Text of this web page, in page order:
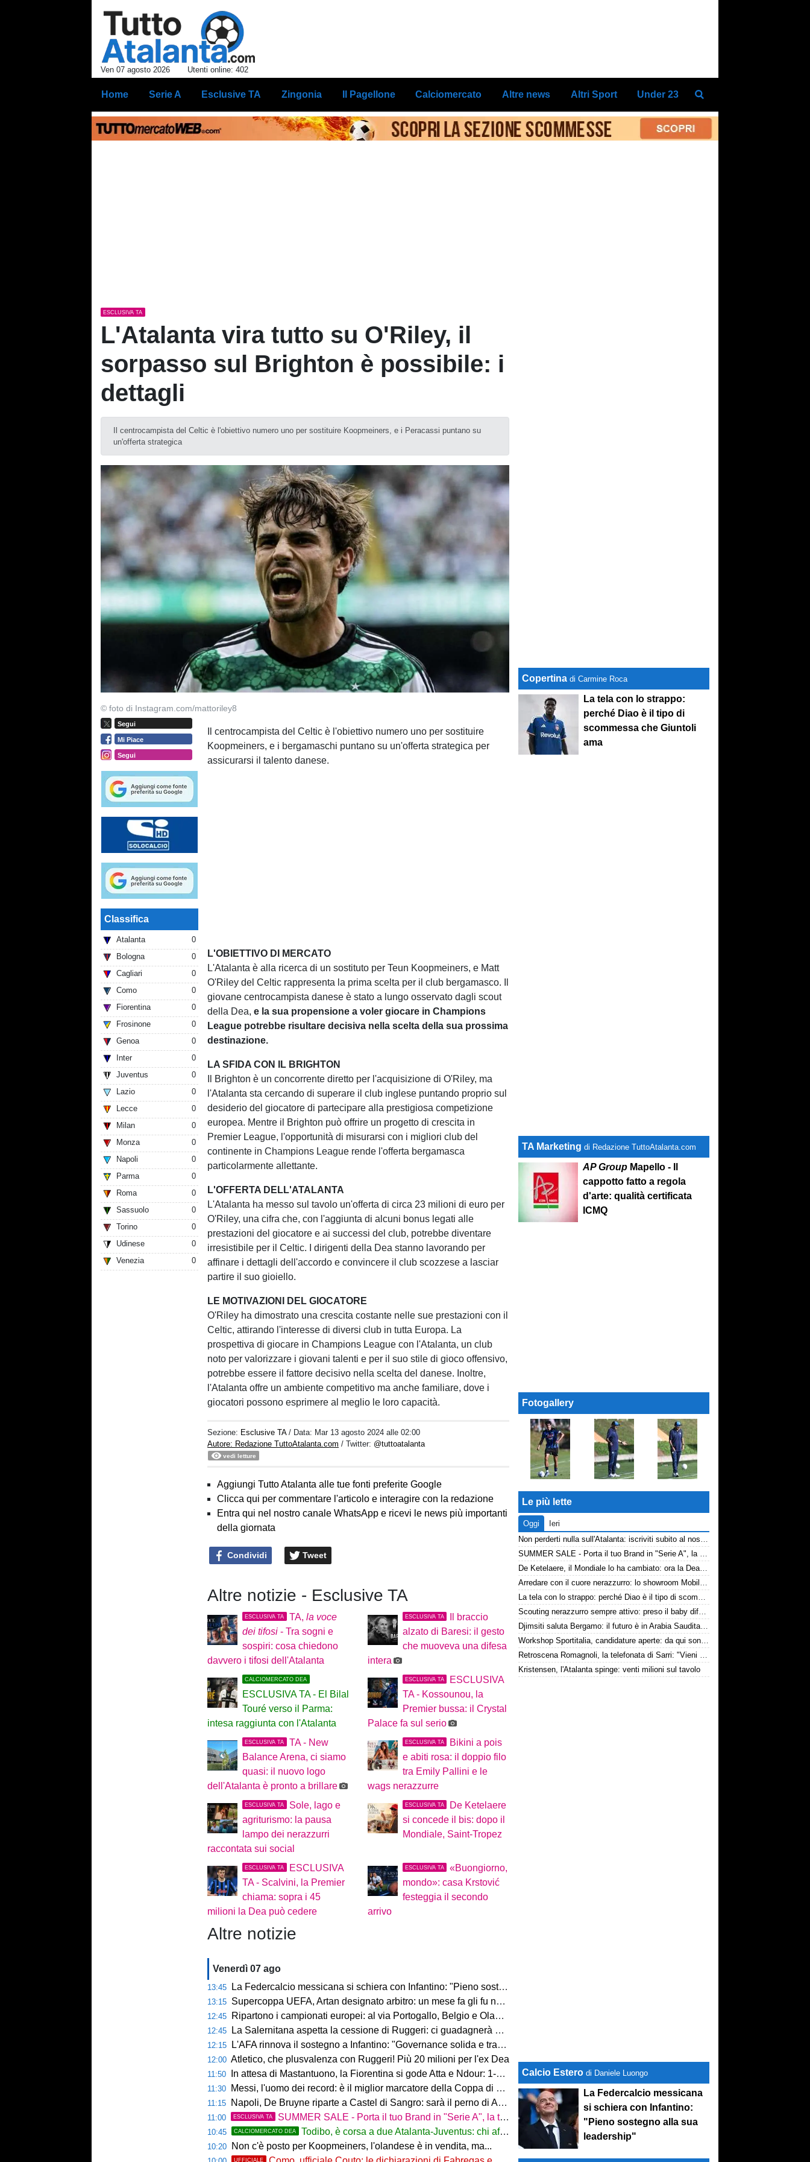
Ven 07 agosto 2026 Utenti online: 402
Home Serie A Esclusive TA Zingonia Il Pagellone Calciomercato Altre news Altri Sport Under 23
ESCLUSIVA TA
L'Atalanta vira tutto su O'Riley, il
sorpasso sul Brighton è possibile: i
dettagli
Il centrocampista del Celtic è l'obiettivo numero uno per sostituire Koopmeiners, e i Peracassi puntano su
un'offerta strategica
© foto di Instagram.com/mattoriley8
Segui
Mi Piace
Segui
Classifica
Atalanta
0
Bologna
0
Cagliari
0
Como
0
Fiorentina
0
Frosinone
0
Genoa
0
Inter
0
Juventus
0
Lazio
0
Lecce
0
Milan
0
Monza
0
Napoli
0
Parma
0
Roma
0
Sassuolo
0
Torino
0
Udinese
0
Venezia
0
Il centrocampista del Celtic è l'obiettivo numero uno per sostituire
Koopmeiners, e i bergamaschi puntano su un'offerta strategica per
assicurarsi il talento danese.
L'OBIETTIVO DI MERCATO
L'Atalanta è alla ricerca di un sostituto per Teun Koopmeiners, e Matt
O'Riley del Celtic rappresenta la prima scelta per il club bergamasco. Il
giovane centrocampista danese è stato a lungo osservato dagli scout
della Dea,e la sua propensione a voler giocare in Champions
League potrebbe risultare decisiva nella scelta della sua prossima
destinazione.
LA SFIDA CON IL BRIGHTON
Il Brighton è un concorrente diretto per l'acquisizione di O'Riley, ma
l'Atalanta sta cercando di superare il club inglese puntando proprio sul
desiderio del giocatore di partecipare alla prestigiosa competizione
europea. Mentre il Brighton può offrire un progetto di crescita in
Premier League, l'opportunità di misurarsi con i migliori club del
continente in Champions League rende l'offerta bergamasca
particolarmente allettante.
L'OFFERTA DELL'ATALANTA
L'Atalanta ha messo sul tavolo un'offerta di circa 23 milioni di euro per
O'Riley, una cifra che, con l'aggiunta di alcuni bonus legati alle
prestazioni del giocatore e ai successi del club, potrebbe diventare
irresistibile per il Celtic. I dirigenti della Dea stanno lavorando per
affinare i dettagli dell'accordo e convincere il club scozzese a lasciar
partire il suo gioiello.
LE MOTIVAZIONI DEL GIOCATORE
O'Riley ha dimostrato una crescita costante nelle sue prestazioni con il
Celtic, attirando l'interesse di diversi club in tutta Europa. La
prospettiva di giocare in Champions League con l'Atalanta, un club
noto per valorizzare i giovani talenti e per il suo stile di gioco offensivo,
potrebbe essere il fattore decisivo nella scelta del danese. Inoltre,
l'Atalanta offre un ambiente competitivo ma anche familiare, dove i
giocatori possono esprimere al meglio le loro capacità.
Sezione: Esclusive TA / Data: Mar 13 agosto 2024 alle 02:00
Autore: Redazione TuttoAtalanta.com / Twitter: @tuttoatalanta
vedi letture
Aggiungi Tutto Atalanta alle tue fonti preferite Google
Clicca qui per commentare l'articolo e interagire con la redazione
Entra qui nel nostro canale WhatsApp e ricevi le news più importanti
della giornata
Condividi Tweet
Altre notizie - Esclusive TA
ESCLUSIVA TA TA,la voce
dei tifosi - Tra sogni e
sospiri: cosa chiedono
davvero i tifosi dell'Atalanta
ESCLUSIVA TA
Il braccio
alzato di Baresi: il gesto
che muoveva una difesa
intera
CALCIOMERCATO DEA
ESCLUSIVA TA - El Bilal
Touré verso il Parma:
intesa raggiunta con l'Atalanta
ESCLUSIVA TA
ESCLUSIVA
TA - Kossounou, la
Premier bussa: il Crystal
Palace fa sul serio
ESCLUSIVA TA
TA - New
Balance Arena, ci siamo
quasi: il nuovo logo
dell'Atalanta è pronto a brillare
ESCLUSIVA TA
Bikini a pois
e abiti rosa: il doppio filo
tra Emily Pallini e le
wags nerazzurre
ESCLUSIVA TA
Sole, lago e
agriturismo: la pausa
lampo dei nerazzurri
raccontata sui social
ESCLUSIVA TA
De Ketelaere
si concede il bis: dopo il
Mondiale, Saint-Tropez
ESCLUSIVA TA
ESCLUSIVA
TA - Scalvini, la Premier
chiama: sopra i 45
milioni la Dea può cedere
ESCLUSIVA TA
«Buongiorno,
mondo»: casa Krstović
festeggia il secondo
arrivo
Altre notizie
Venerdì 07 ago
13:45 La Federcalcio messicana si schiera con Infantino: "Pieno sostegno alla sua leadership"
13:15 Supercoppa UEFA, Artan designato arbitro: un mese fa gli fu negato l'ingresso negli Stati Uniti
12:45 Ripartono i campionati europei: al via Portogallo, Belgio e Olanda
12:45 La Salernitana aspetta la cessione di Ruggeri: ci guadagnerà qualcosa
12:15 L'AFA rinnova il sostegno a Infantino: "Governance solida e trasparente"
12:00 Atletico, che plusvalenza con Ruggeri! Più 20 milioni per l'ex Dea
11:50 In attesa di Mastantuono, la Fiorentina si gode Atta e Ndour: 1-1 col Deportivo
11:30 Messi, l'uomo dei record: è il miglior marcatore della Coppa di Lega
11:15 Napoli, De Bruyne riparte a Castel di Sangro: sarà il perno di Allegri
11:00 ESCLUSIVA TA SUMMER SALE - Porta il tuo Brand in "Serie A", la tua azienda e professione titolare nel cuore dell'Atalanta
10:45 CALCIOMERCATO DEA Todibo, è corsa a due Atalanta-Juventus: chi affonderà il colpo?
10:20 Non c'è posto per Koopmeiners, l'olandese è in vendita, ma...
UFFICIALE
Copertina di Carmine Roca
La tela con lo strappo:
perché Diao è il tipo di
scommessa che Giuntoli
ama
TA Marketing di Redazione TuttoAtalanta.com
AP Group Mapello - Il
cappotto fatto a regola
d'arte: qualità certificata
ICMQ
Fotogallery
Le più lette
Oggi
Ieri
Non perderti nulla sull'Atalanta: iscriviti subito al nostro canale WhatsApp!
SUMMER SALE - Porta il tuo Brand in "Serie A", la tua azienda e professione titolare nel cuore dell'Atalanta
De Ketelaere, il Mondiale lo ha cambiato: ora la Dea riparte da lui
Arredare con il cuore nerazzurro: lo showroom Mobilmondo a Osio Sotto. Quando essere di fede atalantina conviene
La tela con lo strappo: perché Diao è il tipo di scommessa che Giuntoli ama
Scouting nerazzurro sempre attivo: preso il baby difensore 2010 Levačić
Djimsiti saluta Bergamo: il futuro è in Arabia Saudita! Tre milioni e firma biennale
Workshop Sportitalia, candidature aperte: da qui sono passate firme di Serie A
Retroscena Romagnoli, la telefonata di Sarri: "Vieni con me a Bergamo"
Kristensen, l'Atalanta spinge: venti milioni sul tavolo
Calcio Estero di Daniele Luongo
La Federcalcio messicana
si schiera con Infantino:
"Pieno sostegno alla sua
leadership"